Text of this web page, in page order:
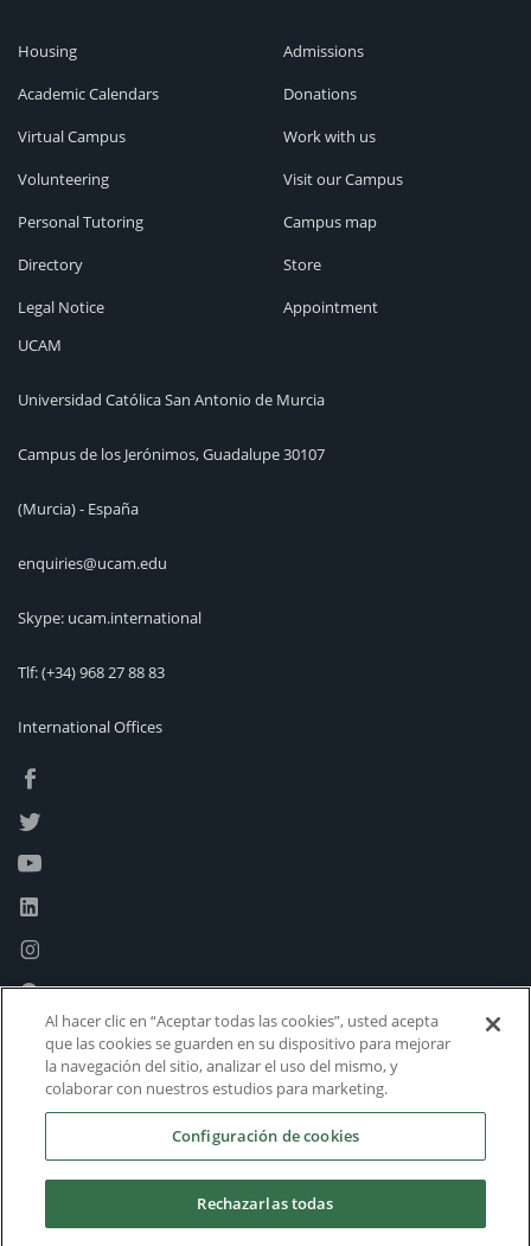
Housing
Academic Calendars
Virtual Campus
Volunteering
Personal Tutoring
Directory
Legal Notice
Admissions
Donations
Work with us
Visit our Campus
Campus map
Store
Appointment
UCAM
Universidad Católica San Antonio de Murcia
Campus de los Jerónimos, Guadalupe 30107
(Murcia) - España
enquiries@ucam.edu
Skype: ucam.international
Tlf:(+34) 968 27 88 83
International Offices
Al hacer clic en “Aceptar todas las cookies”, usted acepta
que las cookies se guarden en su dispositivo para mejorar
la navegación del sitio, analizar el uso del mismo, y
colaborar con nuestros estudios para marketing.
Configuración de cookies
Rechazarlas todas